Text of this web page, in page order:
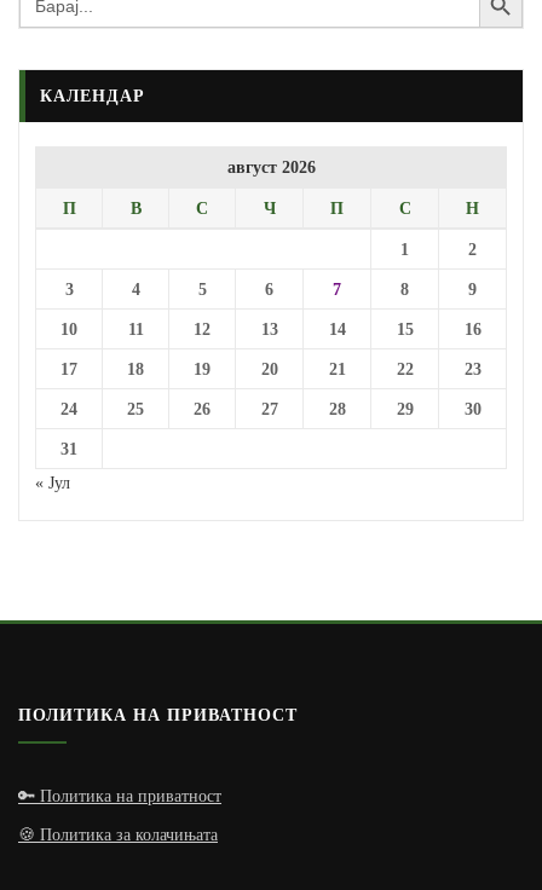
for:
КАЛЕНДАР
август 2026
П В С Ч П С Н
1 2
3 4 5 6 7 8 9
10 11 12 13 14 15 16
17 18 19 20 21 22 23
24 25 26 27 28 29 30
31
« Јул
ПОЛИТИКА НА ПРИВАТНОСТ
🔑 Политика на приватност
🍪 Политика за колачињата